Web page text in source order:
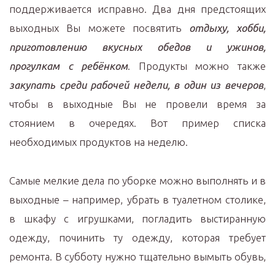
поддерживается исправно. Два дня предстоящих
выходных Вы можете посвятить отдыху, хобби,
приготовлению вкусных обедов и ужинов,
прогулкам с ребёнком. Продукты можно также
закупать среди рабочей недели, в один из вечеров,
чтобы в выходные Вы не провели время за
стоянием в очередях. Вот пример списка
необходимых продуктов на неделю.
Самые мелкие дела по уборке можно выполнять и в
выходные – например, убрать в туалетном столике,
в шкафу с игрушками, погладить выстиранную
одежду, починить ту одежду, которая требует
ремонта. В субботу нужно тщательно вымыть обувь,